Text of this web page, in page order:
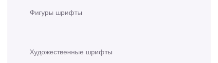
Фигуры шрифты
Художественные шрифты